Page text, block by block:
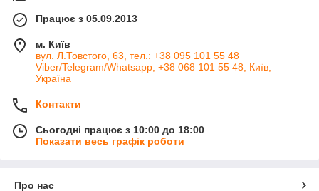
Працює з 05.09.2013
м. Київ
вул. Л.Товстого, 63, тел.: +38 095 101 55 48
Viber/Telegram/Whatsapp, +38 068 101 55 48, Київ,
Україна
Контакти
Сьогодні працює з 10:00 до 18:00
Показати весь графік роботи
Про нас